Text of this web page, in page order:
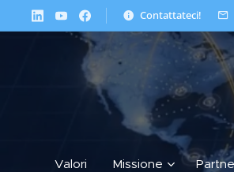
Contattateci!
Valori Missione